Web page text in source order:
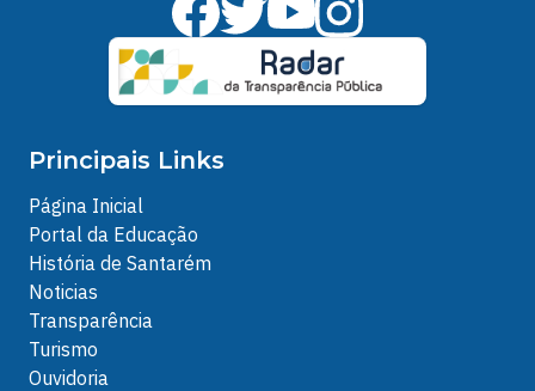
Principais Links
Página Inicial
Portal da Educação
História de Santarém
Noticias
Transparência
Turismo
Ouvidoria